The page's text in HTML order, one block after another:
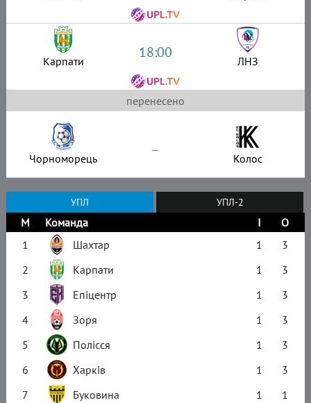
Карпати 18:00 ЛНЗ
перенесено
Чорноморець – Колос
УПЛ УПЛ-2
М Команда І
О
1
Шахтар 1
3
2
Карпати 1
3
3
Епіцентр 1
3
4
Зоря 1
3
5
Полісся 1
3
6
Харків 1
3
7
Буковина 1
1